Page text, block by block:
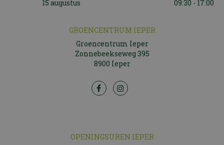
15 augustus
09:30 - 17:00
GROENCENTRUM IEPER
Groencentrum Ieper
Zonnebeekseweg 395
8900 Ieper
OPENINGSUREN IEPER